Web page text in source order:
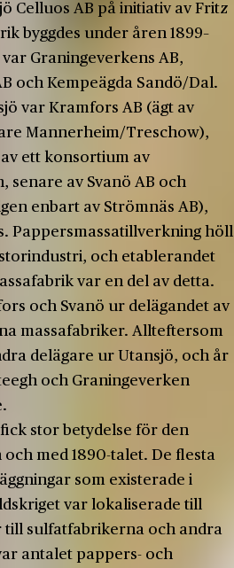
Celluos AB på initiativ av Fritz
byggdes under åren 1899–
Graningeverkens AB,
och Kempeägda Sandö/Dal.
var Kramfors AB (ägt av
Mannerheim/Treschow),
ett konsortium av
senare av Svanö AB och
enbart av Strömnäs AB),
Pappersmassatillverkning höll
och etablerandet
var en del av detta.
och Svanö ur delägandet av
massafabriker. Allteftersom
delägare ur Utansjö, och år
och Graningeverken
stor betydelse för den
med 1890-talet. De flesta
som existerade i
var lokaliserade till
till sulfatfabrikerna och andra
antalet pappers- och